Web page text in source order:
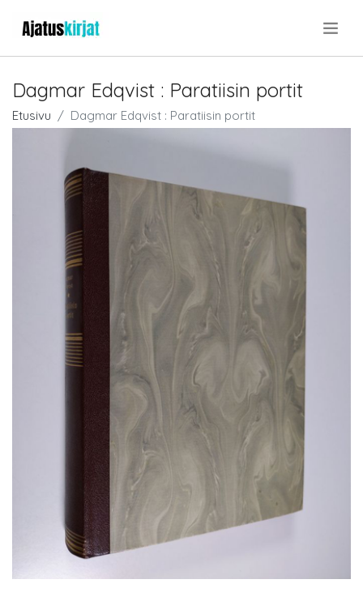
Dagmar Edqvist : Paratiisin portit
Etusivu Dagmar Edqvist : Paratiisin portit